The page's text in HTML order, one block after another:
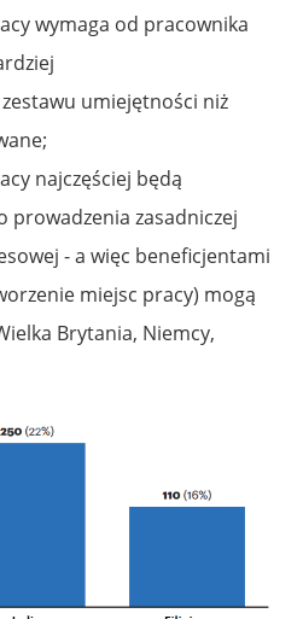
wymaga od pracownika
umiejętności niż
najczęściej będą
prowadzenia zasadniczej
- a więc beneficjentami
miejsc pracy) mogą
Brytania, Niemcy,